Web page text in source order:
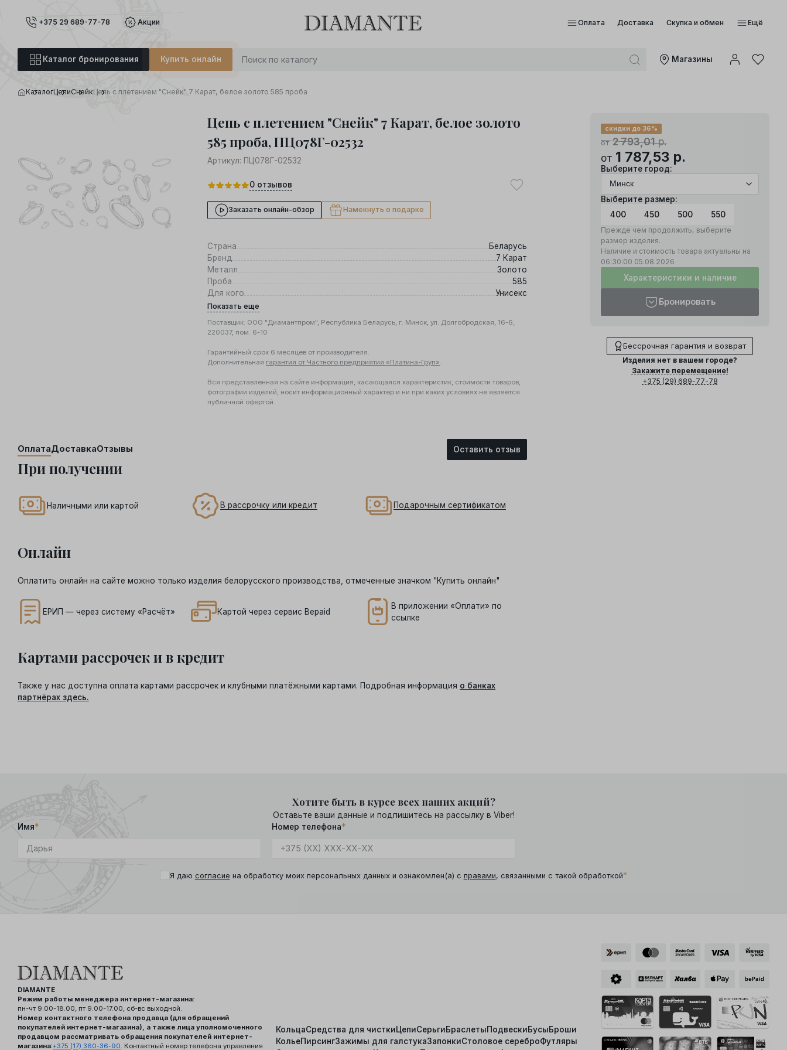
+375 29 689-77-78 Акции Оплата Доставка Скупка и обмен Ещё
Каталог бронирования Купить онлайн Mагазины
0 : 0 0
КаталогЦепиСнейкЦепь с плетением "Снейк" 7 Карат, белое золото 585 проба
Цепь с плетением "Снейк" 7 Карат, белое золото
585 проба, ПЦ078Г-02532
Артикул: ПЦ078Г-02532
0 отзывов
Заказать онлайн-обзор Намекнуть о подарке
от2 793,01р.
скидки до 36%
от 1 787,53 р.
Выберите город:
Выберите размер:
400
450 500 550
Прежде чем продолжить, выберите
размер изделия.
Наличие и стоимость товара актуальны на
06:30:00 05.08.2026
Характеристики и наличие
Бронировать
Бессрочная гарантия и возврат
Изделия нет в вашем городе?
Закажите перемещение!
+375 (29) 689-77-78
Страна
Беларусь
Бренд
7 Карат
Металл
Золото
Проба
585
Для кого
Унисекс
Показать еще
Поставщик: ООО "Диамантпром", Республика Беларусь, г. Минск, ул. Долгобродская, 16-6,
220037, пом. 6-10
Гарантийный срок 6 месяцев от производителя.
Дополнительная гарантия от Частного предприятия «Платина-Груп».
Вся представленная на сайте информация, касающаяся характеристик, стоимости товаров,
фотографии изделий, носит информационный характер и ни при каких условиях не является
публичной офертой.
Оплата
При получении
Наличными или картой В рассрочку или кредит Подарочным сертификатом
Онлайн
Оплатить онлайн на сайте можно только изделия белорусского производства, отмеченные значком "Купить онлайн"
ЕРИП — через систему «Расчёт» Картой через сервис Bepaid
В приложении «Оплати» по
ссылке
Картами рассрочек и в кредит
Также у нас доступна оплата картами рассрочек и клубными платёжными картами. Подробная информация о банках
партнёрах здесь.
ДоставкаОтзывы Оставить отзыв
Хотите быть в курсе всех наших акций?
Оставьте ваши данные и подпишитесь на рассылку в Viber!
Имя* Номер телефона*
Я даю согласие на обработку моих персональных данных и ознакомлен(а) с правами, связанными с такой обработкой*
DIAMANTE
Режим работы менеджера интернет-магазина:
пн-чт 9.00-18.00, пт 9.00-17.00, сб-вс выходной.
Номер контактного телефона продавца (для обращений
покупателей интернет-магазина), а также лица уполномоченного
продавцом рассматривать обращения покупателей интернет-
магазина:+375 (17) 360-36-90 . Контактный номер телефона управления
КольцаСредства для чисткиЦепиСерьгиБраслетыПодвескиБусыБроши
КольеПирсингЗажимы для галстукаЗапонкиСтоловое сереброФутляры